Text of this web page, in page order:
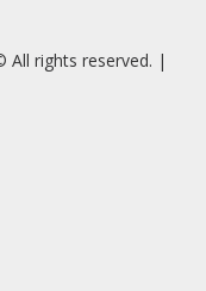
All rights reserved. |